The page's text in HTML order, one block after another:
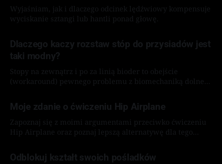
Wyjaśniam, jak i dlaczego odcinek lędźwiowy kompensuje
wyciskanie sztangi lub hantli ponad głowę.
Dlaczego kaczy rozstaw stóp do przysiadów jest
taki modny?
Stopy na zewnątrz i po za linią bioder to obejście
(workaround) pewnego problemu z biomechaniką dolnego
Moje zdanie o ćwiczeniu Hip Airplane
Zapoznaj się z moimi argumentami przeciwko ćwiczeniu
Hip Airplane oraz poznaj lepszą alternatywę dla tego
Odblokuj kształt swoich pośladków